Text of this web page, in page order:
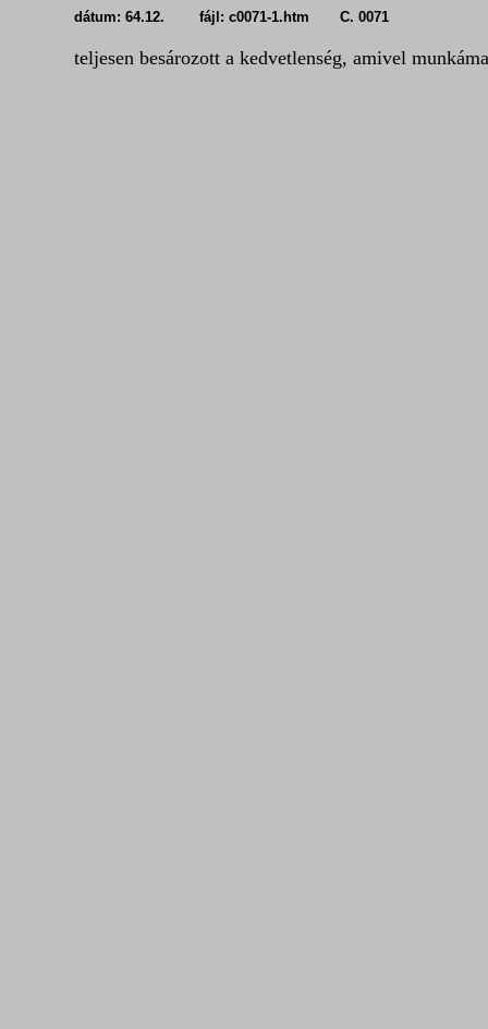
dátum: 64.12. fájl: c0071-1.htm C. 0071
teljesen besározott a kedvetlenség, amivel